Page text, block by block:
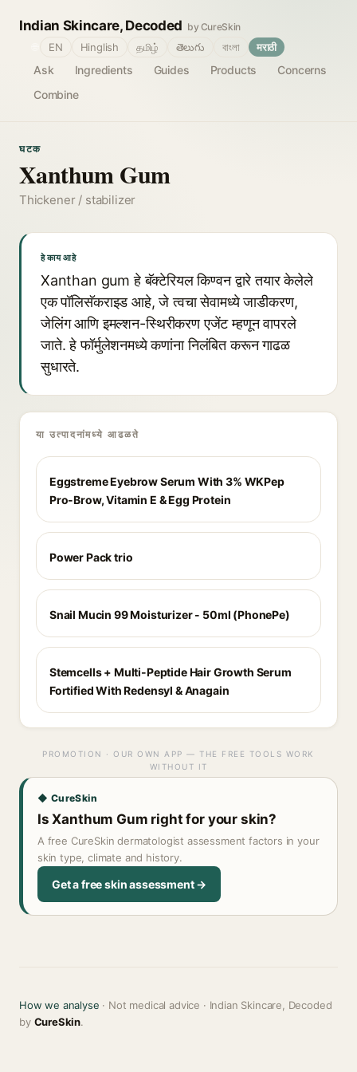
Indian Skincare, Decoded by CureSkin
Ask Ingredients Guides Products
Concerns
Combine
EN Hinglish தமிழ் తెలుగు বাংলা मराठी
घटक
Xanthum Gum
Thickener / stabilizer
हे काय आहे
Xanthan gum हे बॅक्टेरियल किण्वन द्वारे तयार केलेले
एक पॉलिसॅकराइड आहे, जे त्वचा सेवामध्ये जाडीकरण,
जेलिंग आणि इमल्शन-स्थिरीकरण एजेंट म्हणून वापरले
जाते. हे फॉर्मुलेशनमध्ये कणांना निलंबित करून गाढळ
सुधारते.
या उत्पादनांमध्ये आढळते
Eggstreme Eyebrow Serum With 3% WKPep
Pro-Brow, Vitamin E & Egg Protein
Power Pack trio
Snail Mucin 99 Moisturizer - 50ml (PhonePe)
Stemcells + Multi-Peptide Hair Growth Serum
Fortified With Redensyl & Anagain
PROMOTION · OUR OWN APP — THE FREE TOOLS WORK
WITHOUT IT
◆ CureSkin
Is Xanthum Gum right for your skin?
A free CureSkin dermatologist assessment factors in your
skin type, climate and history.
Get a free skin assessment →
How we analyse · Not medical advice · Indian Skincare, Decoded
by CureSkin.